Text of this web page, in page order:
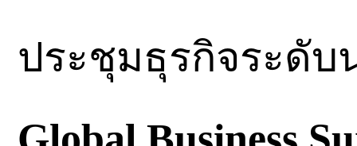
ประชุมธุรกิจระดั